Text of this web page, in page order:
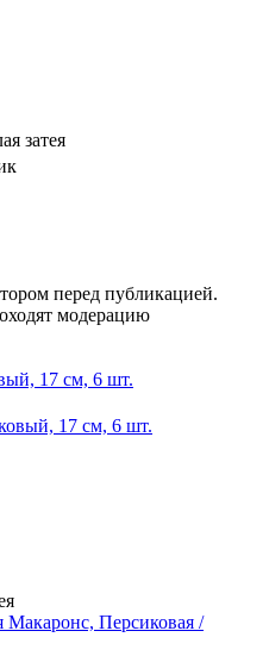
затея
перед публикацией.
модерацию
17 см, 6 шт.
Персиковая /